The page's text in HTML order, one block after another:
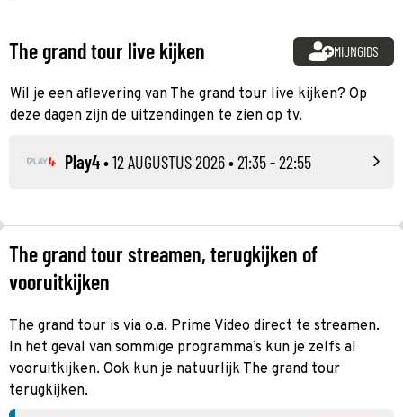
The grand tour live kijken MIJNGIDS
Wil je een aflevering van The grand tour live kijken? Op
deze dagen zijn de uitzendingen te zien op tv.
Play4•12 AUGUSTUS 2026• 21:35 - 22:55
The grand tour streamen, terugkijken of
vooruitkijken
The grand tour is via o.a. Prime Video direct te streamen.
In het geval van sommige programma’s kun je zelfs al
vooruitkijken. Ook kun je natuurlijk The grand tour
terugkijken.